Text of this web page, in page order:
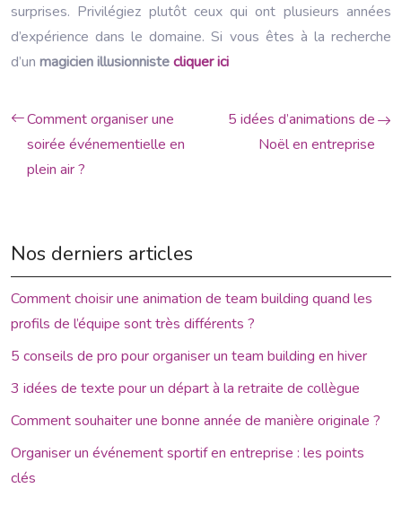
surprises. Privilégiez plutôt ceux qui ont plusieurs années
d’expérience dans le domaine. Si vous êtes à la recherche
d’un magicien illusionnistecliquer ici
Comment organiser une
soirée événementielle en
plein air ?
5 idées d’animations de
Noël en entreprise
Nos derniers articles
Comment choisir une animation de team building quand les
profils de l’équipe sont très différents ?
5 conseils de pro pour organiser un team building en hiver
3 idées de texte pour un départ à la retraite de collègue
Comment souhaiter une bonne année de manière originale ?
Organiser un événement sportif en entreprise : les points
clés